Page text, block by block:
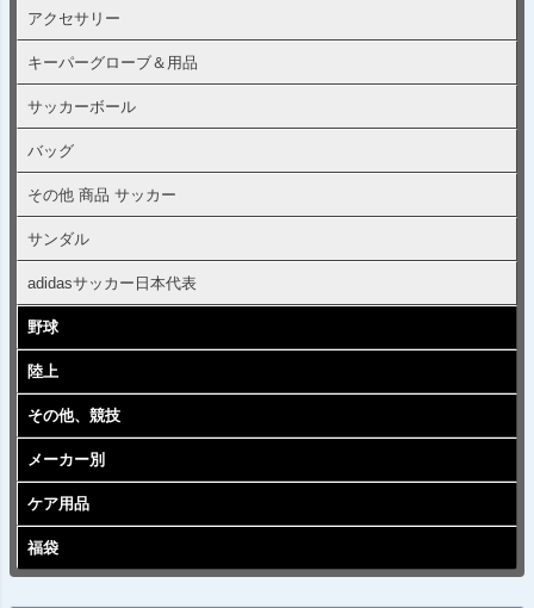
アクセサリー
キーパーグローブ＆用品
サッカーボール
バッグ
その他 商品 サッカー
サンダル
adidasサッカー日本代表
野球
陸上
その他、競技
メーカー別
ケア用品
福袋